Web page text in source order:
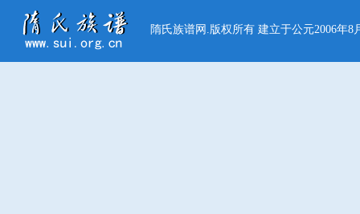
隋氏族谱网.版权所有 建立于公元2006年8